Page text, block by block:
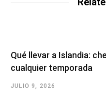
Qué llevar a Islandia:
cualquier temporada
JULIO 9, 2026